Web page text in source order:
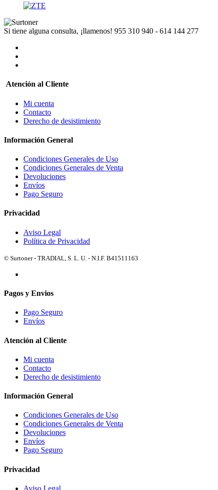
Si tiene alguna consulta, ¡llamenos! 955 310 940 - 614 144 277
Atención al Cliente
Mi cuenta
Contacto
Derecho de desistimiento
Información General
Condiciones Generales de Uso
Condiciones Generales de Venta
Devoluciones
Envíos
Pago Seguro
Privacidad
Aviso Legal
Política de Privacidad
© Surtoner - TRADIAL, S. L. U. - N.I.F. B41511163
Pagos y Envios
Pago Seguro
Envíos
Atención al Cliente
Mi cuenta
Contacto
Derecho de desistimiento
Información General
Condiciones Generales de Uso
Condiciones Generales de Venta
Devoluciones
Envíos
Pago Seguro
Privacidad
Aviso Legal